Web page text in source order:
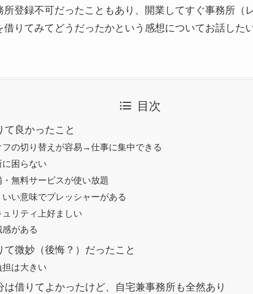
登録不可だったこともあり、開業してすぐ事務所（
りてみてどうだったかという感想についてお話した
目次
て良かったこと
フの切り替えが容易→仕事に集中できる
に困らない
無料サービスが使い放題
いい意味でプレッシャーがある
ュリティ上好ましい
感がある
て微妙（後悔？）だったこと
担は大きい
は借りてよかったけど、自宅兼事務所も全然あり